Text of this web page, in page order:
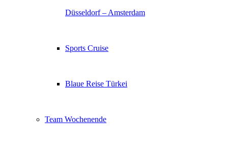
Düsseldorf – Amsterdam
Sports Cruise
Blaue Reise Türkei
Team Wochenende